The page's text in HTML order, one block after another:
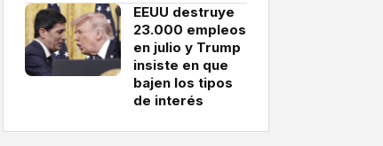
EEUU destruye
23.000 empleos
en julio y Trump
insiste en que
bajen los tipos
de interés